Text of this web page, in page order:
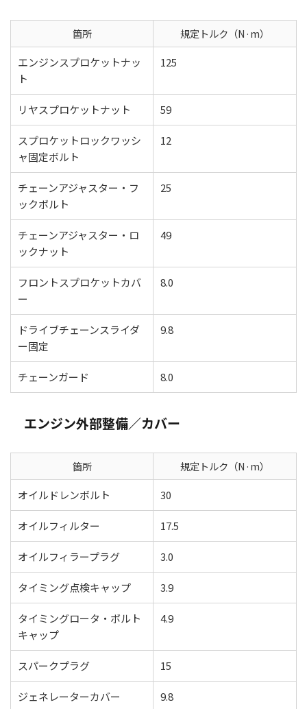
箇所
規定トルク（N·m）
エンジンスプロケットナッ
ト
125
リヤスプロケットナット 59
スプロケットロックワッシ
ャ固定ボルト
12
チェーンアジャスター・フ
ックボルト
25
チェーンアジャスター・ロ
ックナット
49
フロントスプロケットカバ
ー
8.0
ドライブチェーンスライダ
ー固定
9.8
チェーンガード 8.0
エンジン外部整備／カバー
箇所
規定トルク（N·m）
オイルドレンボルト
30
オイルフィルター 17.5
オイルフィラープラグ 3.0
タイミング点検キャップ 3.9
タイミングロータ・ボルト
キャップ
4.9
スパークプラグ 15
ジェネレーターカバー 9.8